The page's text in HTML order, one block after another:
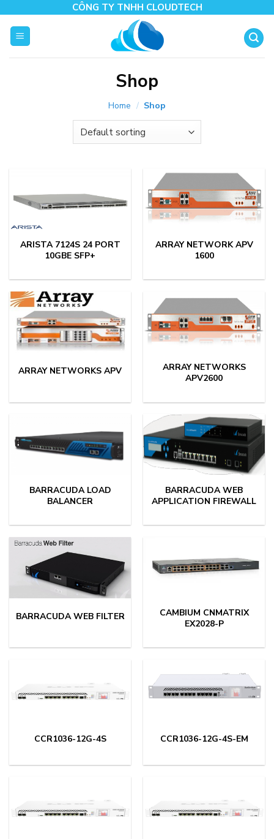
content
CÔNG TY TNHH CLOUDTECH
Shop
Home / Shop
ARISTA 7124S 24 PORT
10GBE SFP+
ARRAY NETWORK APV
1600
ARRAY NETWORKS APV
ARRAY NETWORKS
APV2600
BARRACUDA LOAD
BALANCER
BARRACUDA WEB
APPLICATION FIREWALL
BARRACUDA WEB FILTER
CAMBIUM CNMATRIX
EX2028-P
CCR1036-12G-4S CCR1036-12G-4S-EM